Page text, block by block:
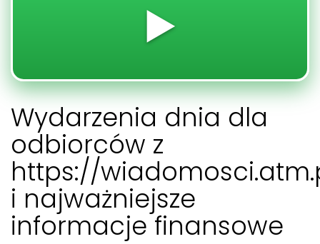
▶️
Wydarzenia dnia dla
odbiorców z
https://
i najważniejsze
informacje finansowe